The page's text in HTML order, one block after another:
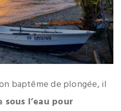
baptême de plongée, il
l’eau pour